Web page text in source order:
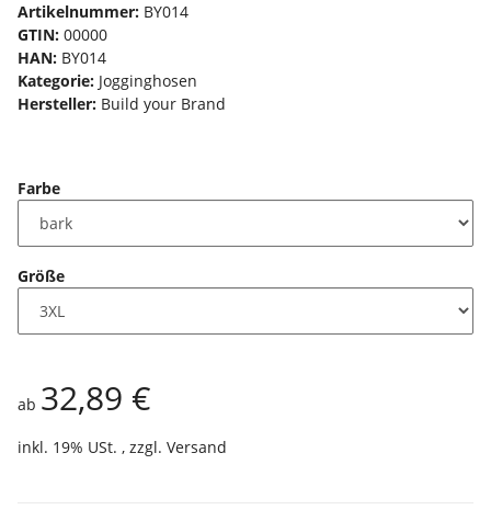
Artikelnummer: BY014
GTIN: 00000
HAN: BY014
Kategorie: Jogginghosen
Hersteller: Build your Brand
Farbe
Größe
ab 32,89 €
inkl. 19% USt. , zzgl. Versand